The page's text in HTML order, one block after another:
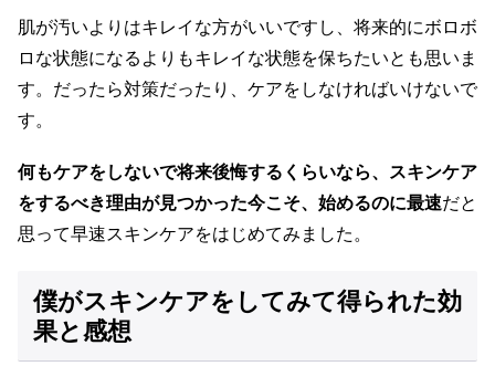
肌が汚いよりはキレイな方がいいですし、将来的にボロボ
ロな状態になるよりもキレイな状態を保ちたいとも思いま
す。だったら対策だったり、ケアをしなければいけないで
す。
何もケアをしないで将来後悔するくらいなら、スキンケア
をするべき理由が見つかった今こそ、始めるのに最速だと
思って早速スキンケアをはじめてみました。
僕がスキンケアをしてみて得られた効
果と感想